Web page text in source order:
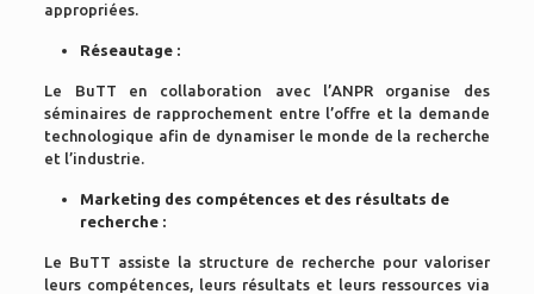
appropriées.
Réseautage :
Le BuTT en collaboration avec l’ANPR organise des
séminaires de rapprochement entre l’offre et la demande
technologique afin de dynamiser le monde de la recherche
et l’industrie.
Marketing des compétences et des résultats de
recherche :
Le BuTT assiste la structure de recherche pour valoriser
leurs compétences, leurs résultats et leurs ressources via